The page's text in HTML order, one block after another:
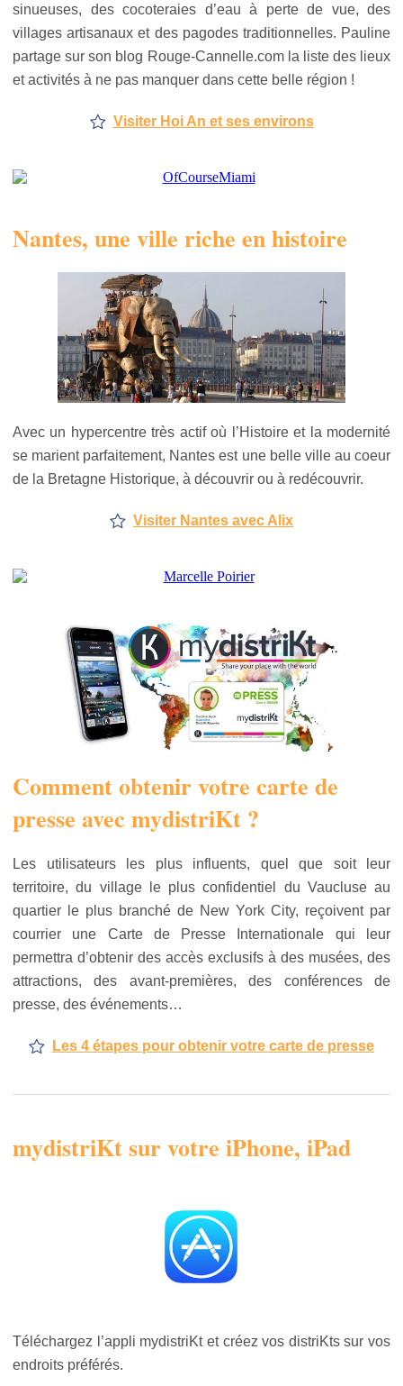
sinueuses, des cocoteraies d’eau à perte de vue, des
villages artisanaux et des pagodes traditionnelles. Pauline
partage sur son blog Rouge-Cannelle.com la liste des lieux
et activités à ne pas manquer dans cette belle région !
Visiter Hoi An et ses environs
Nantes, une ville riche en histoire
Avec un hypercentre très actif où l’Histoire et la modernité
se marient parfaitement, Nantes est une belle ville au coeur
de la Bretagne Historique, à découvrir ou à redécouvrir.
Visiter Nantes avec Alix
Comment obtenir votre carte de
presse avec mydistriKt ?
Les utilisateurs les plus influents, quel que soit leur
territoire, du village le plus confidentiel du Vaucluse au
quartier le plus branché de New York City, reçoivent par
courrier une Carte de Presse Internationale qui leur
permettra d’obtenir des accès exclusifs à des musées, des
attractions, des avant-premières, des conférences de
presse, des événements…
Les 4 étapes pour obtenir votre carte de presse
mydistriKt sur votre iPhone, iPad
Téléchargez l’appli mydistriKt et créez vos distriKts sur vos
endroits préférés.